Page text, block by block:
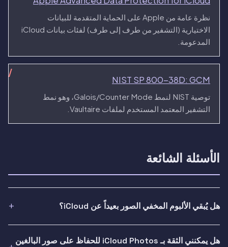
نظرة عامة من Apple على الحماية المتقدمة للبيانات
الاختيارية (التشفير من طرف إلى طرف) لفئات بيانات iCloud
المدعومة.
NIST SP 800-38D: GCM
توصية NIST لنمط Galois/Counter Mode، وهو نمط
التشفير المعتمد المستخدم لملفات Vaultaire.
الأسئلة الشائعة
هل يُبقي الألبوم المخفي الصور بعيداً عن iCloud؟
هل يمكنني الثقة بـ iCloud Photos للحفاظ على صور البالغين